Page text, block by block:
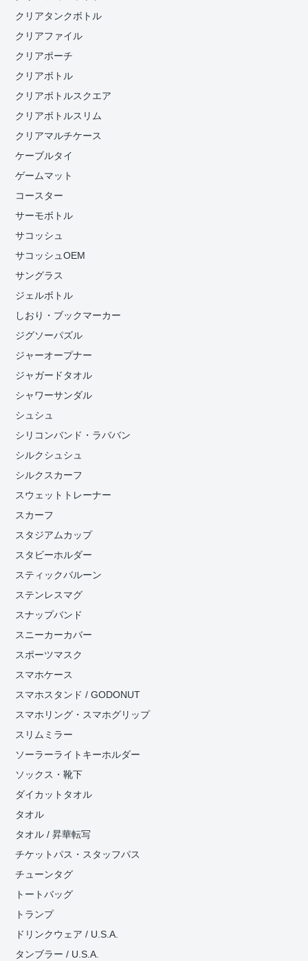
クリアタンクボトル
クリアファイル
クリアポーチ
クリアボトル
クリアボトルスクエア
クリアボトルスリム
クリアマルチケース
ケーブルタイ
ゲームマット
コースター
サーモボトル
サコッシュ
サコッシュOEM
サングラス
ジェルボトル
しおり・ブックマーカー
ジグソーパズル
ジャーオープナー
ジャガードタオル
シャワーサンダル
シュシュ
シリコンバンド・ラババン
シルクシュシュ
シルクスカーフ
スウェットトレーナー
スカーフ
スタジアムカップ
スタビーホルダー
スティックバルーン
ステンレスマグ
スナップバンド
スニーカーカバー
スポーツマスク
スマホケース
スマホスタンド / GODONUT
スマホリング・スマホグリップ
スリムミラー
ソーラーライトキーホルダー
ソックス・靴下
ダイカットタオル
タオル
タオル / 昇華転写
チケットパス・スタッフパス
チューンタグ
トートバッグ
トランプ
ドリンクウェア / U.S.A.
タンブラー / U.S.A.